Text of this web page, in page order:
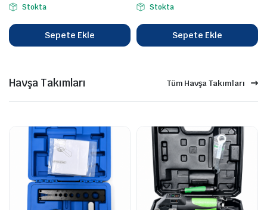
Stokta
Sepete Ekle
Stokta
Sepete Ekle
Havşa Takımları Tüm Havşa Takımları